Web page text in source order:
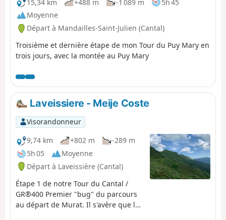
pas obligatoire.
15,34 km
+488 m -1 089 m
5h 45
Moyenne
Départ à Mandailles-Saint-Julien (Cantal)
Troisième et dernière étape de mon Tour du Puy Mary en
trois jours, avec la montée au Puy Mary
Laveissiere - Meije Coste
Visorandonneur
9,74 km
+802 m
-289 m
5h 05
Moyenne
Départ à Laveissière (Cantal)
Étape 1 de notre Tour du Cantal /
GR®400 Premier "bug" du parcours
au départ de Murat. Il s'avère que le